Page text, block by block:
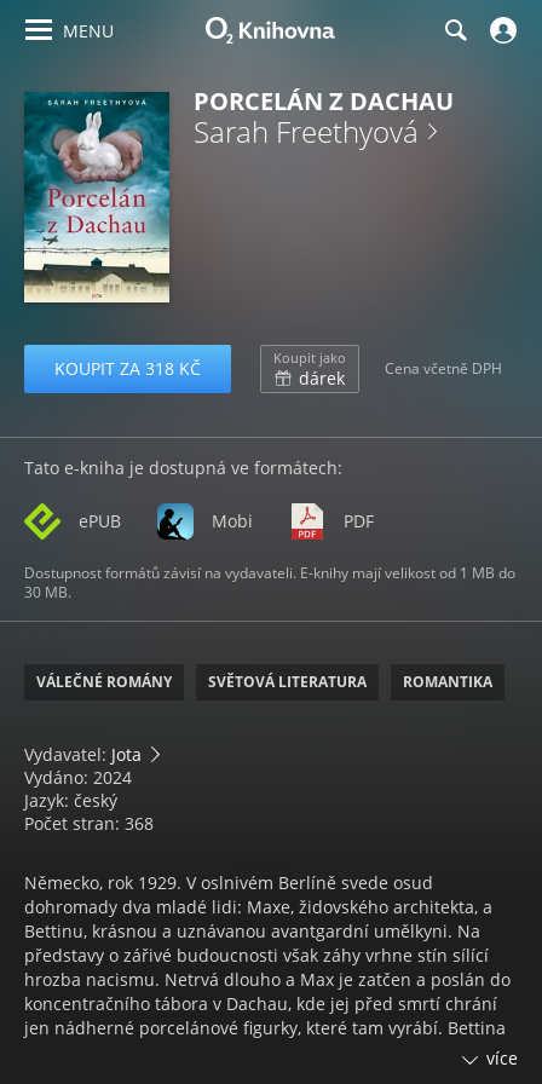
MENU
PORCELÁN Z DACHAU
Sarah Freethyová
KOUPIT ZA 318 KČ Koupit jako
dárek Cena včetně DPH
Tato e-kniha je dostupná ve formátech:
ePUB Mobi PDF
Dostupnost formátů závisí na vydavateli. E-knihy mají velikost od 1 MB do
30 MB.
VÁLEČNÉ ROMÁNY SVĚTOVÁ LITERATURA ROMANTIKA
Vydavatel: Jota
Vydáno: 2024
Jazyk: český
Počet stran: 368
Německo, rok 1929. V oslnivém Berlíně svede osud
dohromady dva mladé lidi: Maxe, židovského architekta, a
Bettinu, krásnou a uznávanou avantgardní umělkyni. Na
představy o zářivé budoucnosti však záhy vrhne stín sílící
hrozba nacismu. Netrvá dlouho a Max je zatčen a poslán do
koncentračního tábora v Dachau, kde jej před smrtí chrání
jen nádherné porcelánové figurky, které tam vyrábí. Bettina
více